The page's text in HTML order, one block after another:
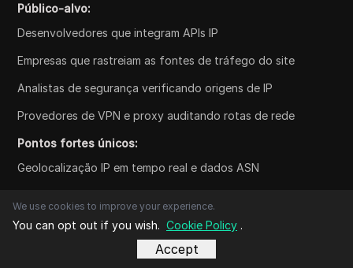
Público-alvo:
Desenvolvedores que integram APIs IP
Empresas que rastreiam as fontes de tráfego do site
Analistas de segurança verificando origens de IP
Provedores de VPN e proxy auditando rotas de rede
Pontos fortes únicos:
Geolocalização IP em tempo real e dados ASN
API JSON para automação e análise
Infraestrutura confiável com cobertura global
We use cookies to improve your experience.
You can opt out if you wish. Cookie Policy .
Accept